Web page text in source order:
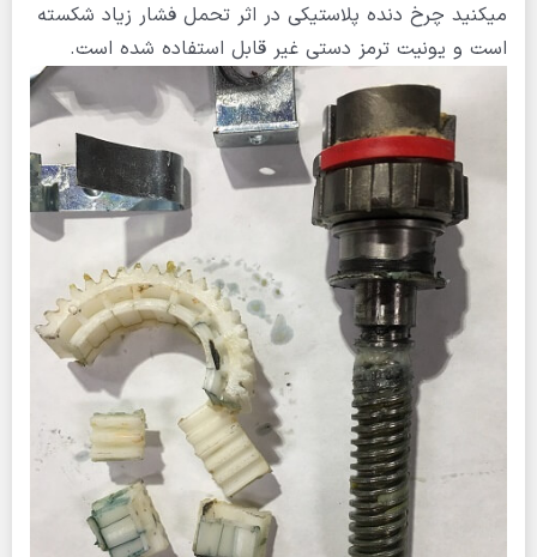
میکنید چرخ دنده پلاستیکی در اثر تحمل فشار زیاد شکسته
است و یونیت ترمز دستی غیر قابل استفاده شده است.